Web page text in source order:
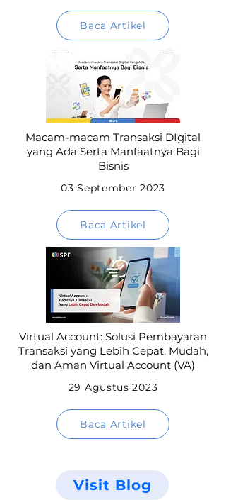
Baca Artikel
Macam-macam Transaksi DIgital
yang Ada Serta Manfaatnya Bagi
Bisnis
03 September 2023
Baca Artikel
Virtual Account: Solusi Pembayaran
Transaksi yang Lebih Cepat, Mudah,
dan Aman Virtual Account (VA)
29 Agustus 2023
Baca Artikel
Visit Blog